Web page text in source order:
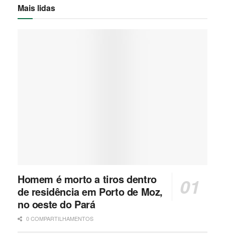
Mais lidas
Homem é morto a tiros dentro
de residência em Porto de Moz,
no oeste do Pará
0 COMPARTILHAMENTOS